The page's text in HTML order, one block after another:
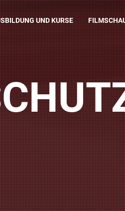
UND KURSE